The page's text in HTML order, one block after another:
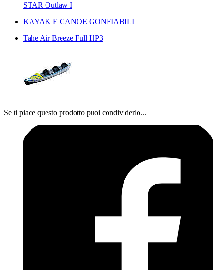
STAR Outlaw I
KAYAK E CANOE GONFIABILI
Tahe Air Breeze Full HP3
Se ti piace questo prodotto puoi condividerlo...